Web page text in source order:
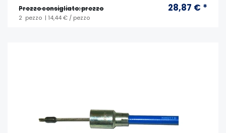
Prezzo consigliato: prezzo 28,87 € *
2 pezzo | 14,44 € / pezzo